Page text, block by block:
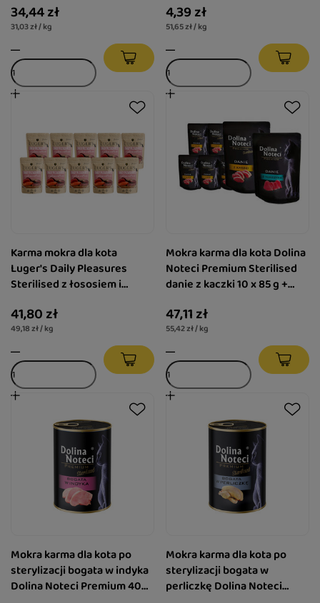
34,44 zł
31,03 zł / kg
4,39 zł
51,65 zł / kg
Karma mokra dla kota
Luger's Daily Pleasures
Sterilised z łososiem i
41,80 zł
49,18 zł / kg
Mokra karma dla kota Dolina
Noteci Premium Sterilised
danie z kaczki 10 x 85 g +
47,11 zł
55,42 zł / kg
Mokra karma dla kota po
sterylizacji bogata w indyka
Dolina Noteci Premium 400
Mokra karma dla kota po
sterylizacji bogata w
perliczkę Dolina Noteci